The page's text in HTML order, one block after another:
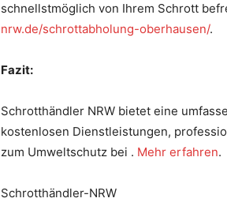
schnellstmöglich von Ihrem Schrott
nrw.de/schrottabholung-oberhausen/.
Fazit:
Schrotthändler NRW bietet eine
kostenlosen Dienstleistungen,
zum Umweltschutz bei . Mehr erfahren.
Schrotthändler-NRW